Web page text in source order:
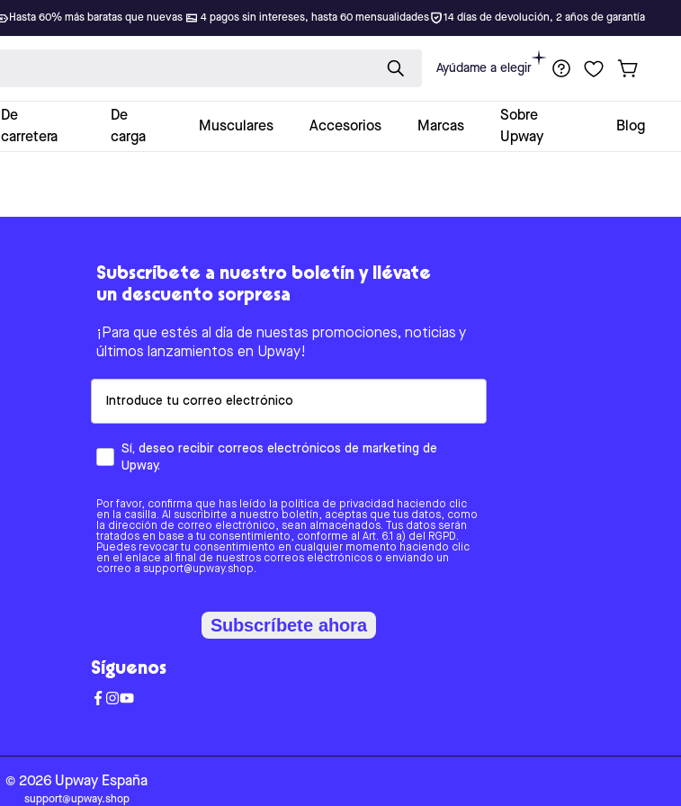
Hasta 60% más baratas que nuevas 4 pagos sin intereses, hasta 60 mensualidades 14 días de devolución, 2 años de garantía
Ayúdame a elegir
De
carretera
De
carga
Musculares Accesorios Marcas
Sobre
Upway
Blog
Subscríbete a nuestro boletín y llévate
un descuento sorpresa
¡Para que estés al día de nuestas promociones, noticias y
últimos lanzamientos en Upway!
Sí, deseo recibir correos electrónicos de marketing de
Upway.
Por favor, confirma que has leído la política de privacidad haciendo clic
en la casilla. Al suscribirte a nuestro boletín, aceptas que tus datos, como
la dirección de correo electrónico, sean almacenados. Tus datos serán
tratados en base a tu consentimiento, conforme al Art. 6.1 a) del RGPD.
Puedes revocar tu consentimiento en cualquier momento haciendo clic
en el enlace al final de nuestros correos electrónicos o enviando un
correo a support@upway.shop.
Subscríbete ahora
Síguenos
© 2026 Upway España
support@upway.shop